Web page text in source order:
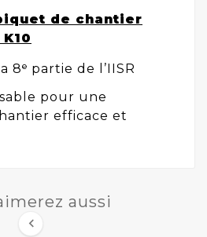
de chantier
8ᵉ partie de l’IISR
pour une
efficace et
aussi
